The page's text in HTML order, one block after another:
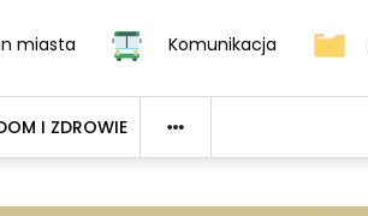
miasta Komunikacja
I ZDROWIE